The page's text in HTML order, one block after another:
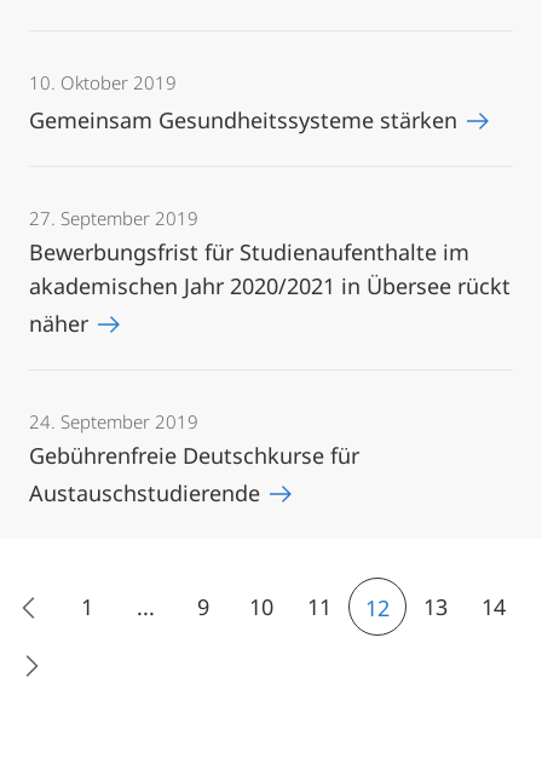
10. Oktober 2019
Gemeinsam Gesundheitssysteme stärken
27. September 2019
Bewerbungsfrist für Studienaufenthalte im
akademischen Jahr 2020/2021 in Übersee rückt
näher
24. September 2019
Gebührenfreie Deutschkurse für
Austauschstudierende
1 ... 9 10 11 12 13 14